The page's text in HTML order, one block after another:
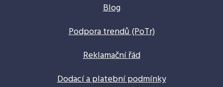
Blog
Podpora trendů (PoTr)
Reklamační řád
Dodací a platební podmínky